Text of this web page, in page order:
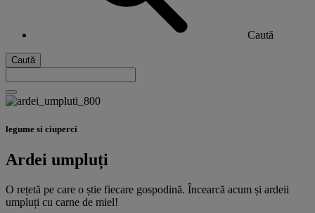
Caută
Caută
legume si ciuperci
Ardei umpluți
O rețetă pe care o știe fiecare gospodină. Încearcă acum și ardeii
umpluți cu carne de miel!